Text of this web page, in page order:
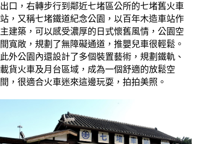
出口，右轉步行到鄰近七堵區公所的七堵舊火車
站，又稱七堵鐵道紀念公園，以百年木造車站作
主建築，可以感受濃厚的日式懷舊風情，公園空
間寬敞，規劃了無障礙通道，推嬰兒車很輕鬆。
此外公園內還設計了多個裝置藝術，規劃鐵軌、
載貨火車及月台區域，成為一個舒適的放鬆空
間，很適合火車迷來這邊玩耍，拍拍美照。